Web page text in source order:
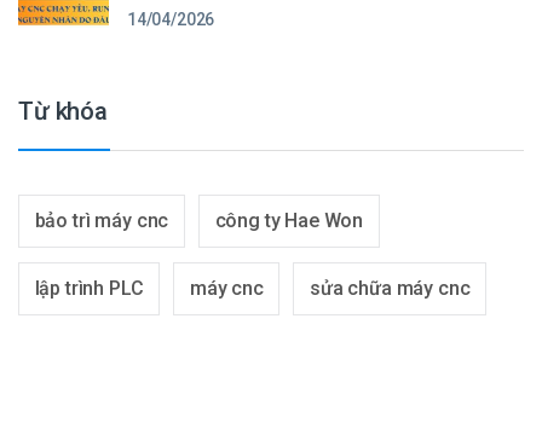
14/04/2026
Từ khóa
bảo trì máy cnc công ty Hae Won
lập trình PLC máy cnc sửa chữa máy cnc